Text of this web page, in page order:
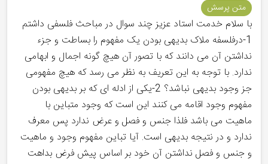
متن پرسش
با سلام خدمت استاد عزیز چند سوال در مباحث فلسفی داشتم
1-درفلسفه ملاک بدیهی بودن یک مفهوم را بساطت و جزء
نداشتن آن می دانند که با تصور آن هیچ گونه اجمال و ابهامی
ندارد. با توجه به این تعریف به نظر می رسد که هیچ مفهومی
جز وجود بدیهی نباشد؟ 2-یکی از ادله ای که بر بدیهی بودن
مفهوم وجود اقامه می کنند این است که وجود متباین با
ماهیت می باشد فلذا جنس و فصل و عرض ندارد پس معرف
ندارد و در نتیجه بدیهی است. آیا تباین مفهوم وجود و ماهیت
و جنس و فصل نداشتن آن خود بر اساس پیش فرض بداهت